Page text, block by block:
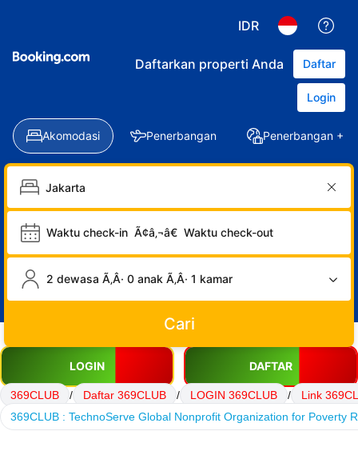
IDR
Daftarkan properti Anda Daftar
Login
Akomodasi Penerbangan Penerbangan +
Waktu check-in Ã¢â‚¬â€ Waktu check-out
2 dewasa Ã‚Â· 0 anak Ã‚Â· 1 kamar
Cari
LOGIN DAFTAR
369CLUB / Daftar 369CLUB / LOGIN 369CLUB /
Link
369CLUB : TechnoServe Global Nonprofit Organization for Poverty